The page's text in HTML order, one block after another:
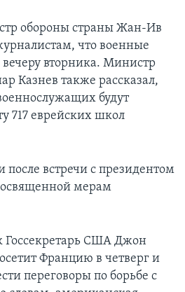
обороны страны Жан-Ив
что военные
вечеру вторника. Министр
Казнев также рассказал,
будут
717 еврейских школ
встречи с президентом
мерам
Госсекретарь США Джон
Францию в четверг и
переговоры по борьбе с